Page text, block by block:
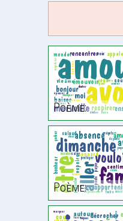
Poème:
Poème: